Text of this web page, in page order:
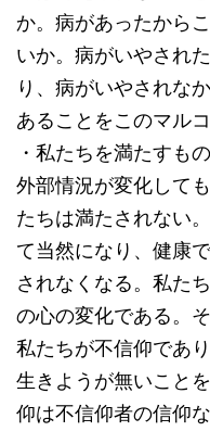
か。病があったから
いか。病がいやされ
り、病がいやされな
あることをこのマル
・私たちを満たすも
外部情況が変化して
たちは満たされない
て当然になり、健康
されなくなる。私た
の心の変化である。
私たちが不信仰であ
生きようが無いこと
仰は不信仰者の信仰な